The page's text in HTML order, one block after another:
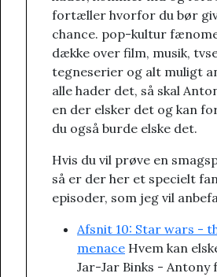
fortæller hvorfor du bør
chance. pop-kultur
dække over film, musik,
tegneserier og alt muligt
alle hader det, så skal
en der elsker det og kan
du også burde elske det.
Hvis du vil prøve en
så er der her et specielt
episoder, som jeg vil
Afsnit 10: Star wars -
menace Hvem kan
Jar-Jar Binks - Antony